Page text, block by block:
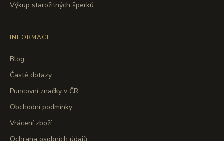
Výkup starožitných šperků
INFORMACE
Blog
Časté dotazy
Puncovní značky v ČR
Obchodní podmínky
Vrácení zboží